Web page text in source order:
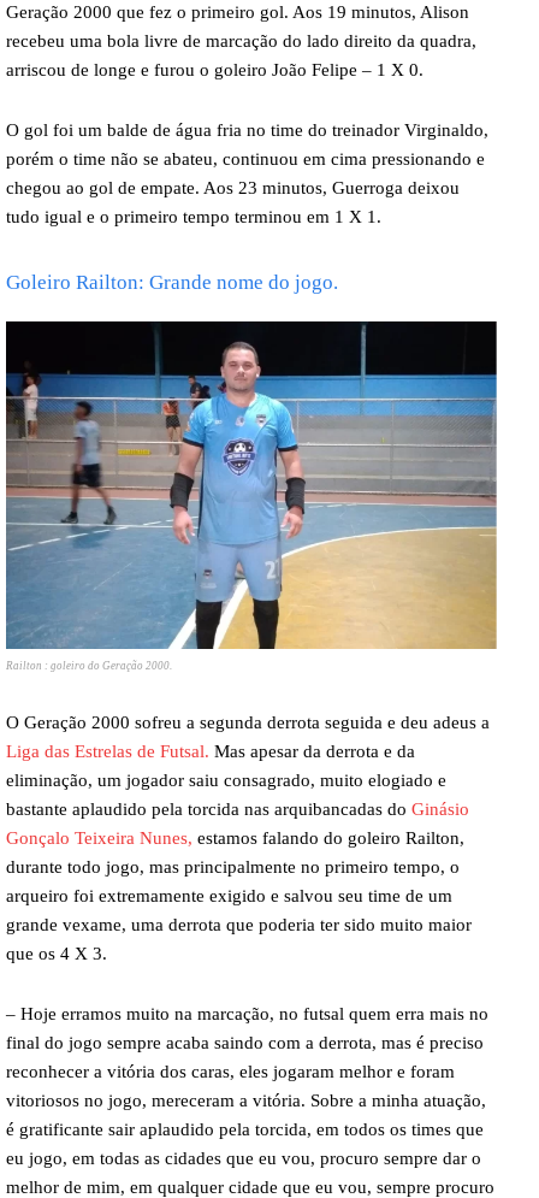
Geração 2000 que fez o primeiro gol. Aos 19 minutos, Alison
recebeu uma bola livre de marcação do lado direito da quadra,
arriscou de longe e furou o goleiro João Felipe – 1 X 0.
O gol foi um balde de água fria no time do treinador Virginaldo,
porém o time não se abateu, continuou em cima pressionando e
chegou ao gol de empate. Aos 23 minutos, Guerroga deixou
tudo igual e o primeiro tempo terminou em 1 X 1.
Goleiro Railton: Grande nome do jogo.
Railton : goleiro do Geração 2000.
O Geração 2000 sofreu a segunda derrota seguida e deu adeus a
Liga das Estrelas de Futsal. Mas apesar da derrota e da
eliminação, um jogador saiu consagrado, muito elogiado e
bastante aplaudido pela torcida nas arquibancadas do Ginásio
Gonçalo Teixeira Nunes, estamos falando do goleiro Railton,
durante todo jogo, mas principalmente no primeiro tempo, o
arqueiro foi extremamente exigido e salvou seu time de um
grande vexame, uma derrota que poderia ter sido muito maior
que os 4 X 3.
– Hoje erramos muito na marcação, no futsal quem erra mais no
final do jogo sempre acaba saindo com a derrota, mas é preciso
reconhecer a vitória dos caras, eles jogaram melhor e foram
vitoriosos no jogo, mereceram a vitória. Sobre a minha atuação,
é gratificante sair aplaudido pela torcida, em todos os times que
eu jogo, em todas as cidades que eu vou, procuro sempre dar o
melhor de mim, em qualquer cidade que eu vou, sempre procuro